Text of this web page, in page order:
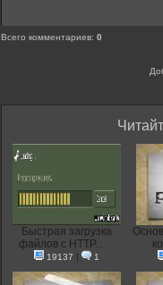
Всего комментариев:0
Быстрая загрузка
файлов с HTTP...
19137 | 1